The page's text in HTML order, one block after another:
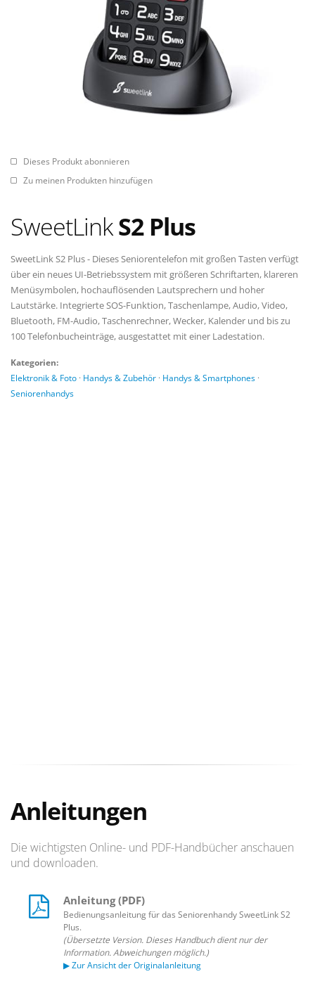
Dieses Produkt abonnieren
Zu meinen Produkten hinzufügen
SweetLinkS2 Plus
SweetLink S2 Plus - Dieses Seniorentelefon mit großen Tasten verfügt
über ein neues UI-Betriebssystem mit größeren Schriftarten, klareren
Menüsymbolen, hochauflösenden Lautsprechern und hoher
Lautstärke. Integrierte SOS-Funktion, Taschenlampe, Audio, Video,
Bluetooth, FM-Audio, Taschenrechner, Wecker, Kalender und bis zu
100 Telefonbucheinträge, ausgestattet mit einer Ladestation.
Kategorien:
Elektronik & Foto · Handys & Zubehör · Handys & Smartphones ·
Seniorenhandys
Anleitungen
Die wichtigsten Online- und PDF-Handbücher anschauen
und downloaden.
Anleitung (PDF)
Bedienungsanleitung für das Seniorenhandy SweetLink S2
Plus.
(Übersetzte Version. Dieses Handbuch dient nur der
Information. Abweichungen möglich.)
▶ Zur Ansicht der Originalanleitung